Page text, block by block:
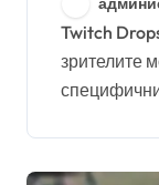
Twitch Drops са вълнуващи награди, които
зрителите